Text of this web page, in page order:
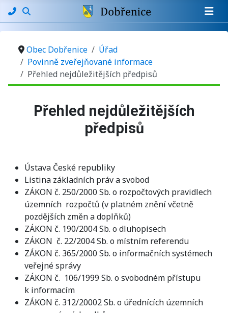
Obec Dobřenice
Úřad
Povinně zveřejňované informace
Přehled nejdůležitějších předpisů
Základní údaje
Přehled nejdůležitějších
předpisů
Ústava České republiky
Listina základních práv a svobod
ZÁKON č. 250/2000 Sb. o rozpočtových pravidlech
územních rozpočtů (v platném znění včetně
pozdějších změn a doplňků)
ZÁKON č. 190/2004 Sb. o dluhopisech
ZÁKON č. 22/2004 Sb. o místním referendu
ZÁKON č. 365/2000 Sb. o informačních systémech
veřejné správy
ZÁKON č. 106/1999 Sb. o svobodném přístupu
k informacím
ZÁKON č. 312/20002 Sb. o úřednících územních